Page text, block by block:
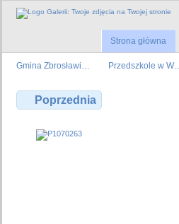
Strona główna
Gmina Zbrosławi… Przedszkole w W…
Poprzednia